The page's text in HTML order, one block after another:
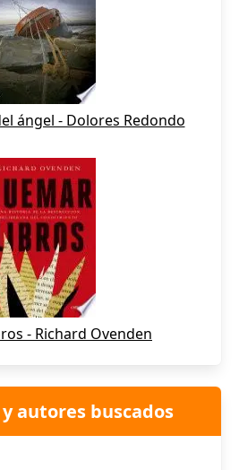
ángel - Dolores Redondo
- Richard Ovenden
autores buscados